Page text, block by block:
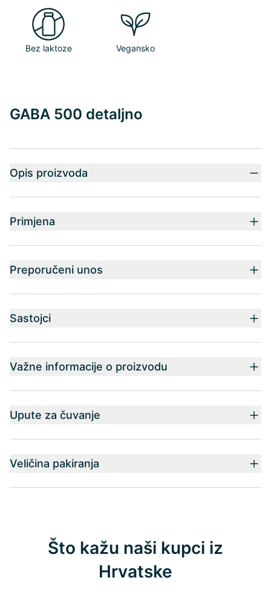
Bez laktoze Vegansko
GABA 500 detaljno
Opis proizvoda
Primjena
Preporučeni unos
Sastojci
Važne informacije o proizvodu
Upute za čuvanje
Veličina pakiranja
Što kažu naši kupci iz
Hrvatske